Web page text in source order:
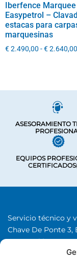
Iberfence
Easypetrol –
estacas para
marquesinas
€2.490,00 -€2.640,00
ASESORAMIENTO
EQUIPOS
Servicio técnico y
Chave De Ponte 3,
15280 Brión, A
Iberfence SL I NIF: